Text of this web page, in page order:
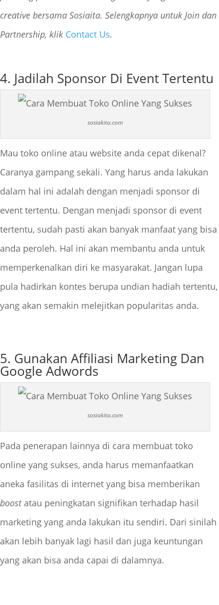
creative bersama Sosiaita. Selengkapnya untuk Join dan
Partnership, klik Contact Us.
4. Jadilah Sponsor Di Event Tertentu
sosiakita.com
Mau toko online atau website anda cepat dikenal?
Caranya gampang sekali. Yang harus anda lakukan
dalam hal ini adalah dengan menjadi sponsor di
event tertentu. Dengan menjadi sponsor di event
tertentu, sudah pasti akan banyak manfaat yang bisa
anda peroleh. Hal ini akan membantu anda untuk
memperkenalkan diri ke masyarakat. Jangan lupa
pula hadirkan kontes berupa undian hadiah tertentu,
yang akan semakin melejitkan popularitas anda.
5. Gunakan Affiliasi Marketing Dan
Google Adwords
sosiakita.com
Pada penerapan lainnya di cara membuat toko
online yang sukses, anda harus memanfaatkan
aneka fasilitas di internet yang bisa memberikan
boost atau peningkatan signifikan terhadap hasil
marketing yang anda lakukan itu sendiri. Dari sinilah
akan lebih banyak lagi hasil dan juga keuntungan
yang akan bisa anda capai di dalamnya.